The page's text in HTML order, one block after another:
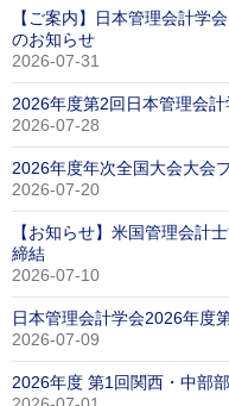
【ご案内】日本管理会計学
のお知らせ
2026-07-31
2026年度第2回日本管理会
2026-07-28
2026年度年次全国大会大会
2026-07-20
【お知らせ】米国管理会計
締結
2026-07-10
日本管理会計学会2026年度
2026-07-09
2026年度 第1回関西・中部